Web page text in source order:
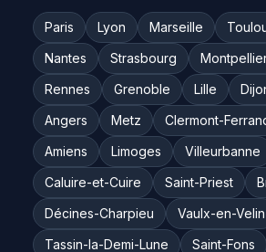
Paris Lyon Marseille
Nantes
Strasbourg
Rennes
Grenoble Lille
Angers
Metz Clermont-
Amiens
Limoges Villeurbanne
Caluire-et-Cuire
Saint-Priest
Décines-Charpieu
Vaulx-en-Velin
Tassin-la-Demi-Lune
Saint-Fons